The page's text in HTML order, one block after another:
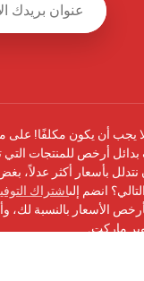
أن يكون مكلفًا! على
أرخص للمنتجات التي
نتدلل بأسعار أكثر عدلاً،
انضم إلىاشتراك
الأسعار بالنسبة لك،
ماركت.